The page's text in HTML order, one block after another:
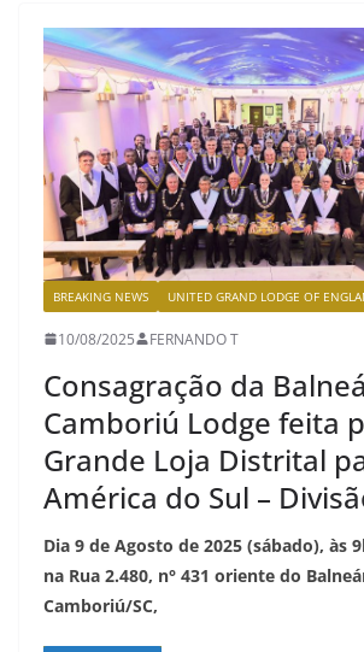
BREAKING NEWS UNITED GRAND LODGE OF
10/08/2025 FERNANDO T
Consagração da
Camboriú Lodge feita
Grande Loja Distrital
América do Sul –
Dia 9 de Agosto de 2025 (sábado), às
na Rua 2.480, n° 431 oriente do
Camboriú/SC,